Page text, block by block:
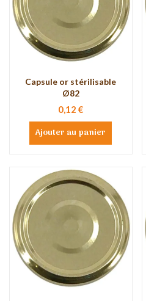
Capsule or stérilisable
Ø82
0,12 €
Ajouter au panier